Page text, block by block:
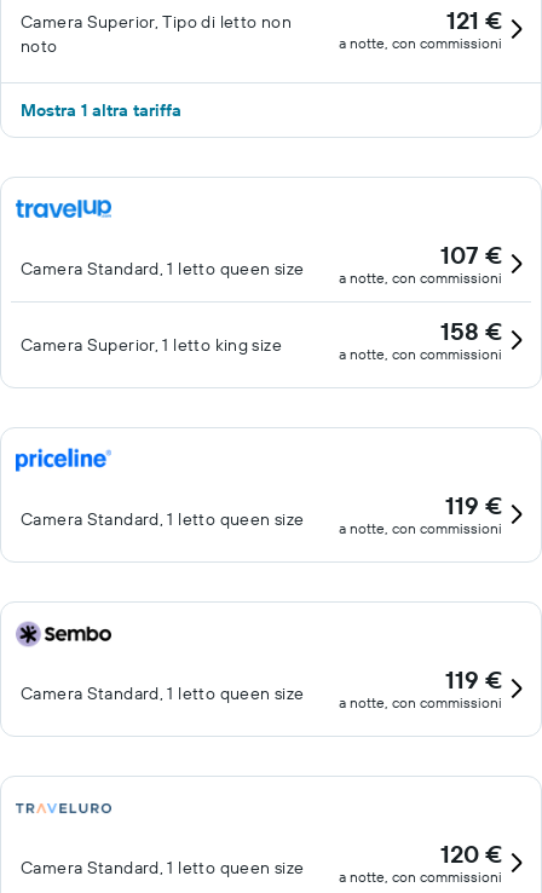
Camera Superior, Tipo di letto non
noto
121 €
a notte, con commissioni
Mostra 1 altra tariffa
Camera Standard, 1 letto queen size 107 €
a notte, con commissioni
Camera Superior, 1 letto king size 158 €
a notte, con commissioni
Camera Standard, 1 letto queen size 119 €
a notte, con commissioni
Camera Standard, 1 letto queen size 119 €
a notte, con commissioni
Camera Standard, 1 letto queen size 120 €
a notte, con commissioni